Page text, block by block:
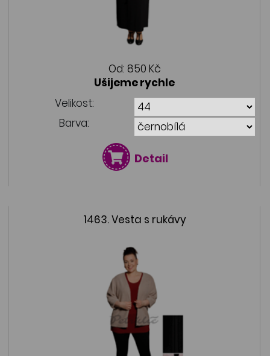
Od: 850 Kč
Ušijeme rychle
Velikost:
Barva:
Detail
1463. Vesta s rukávy